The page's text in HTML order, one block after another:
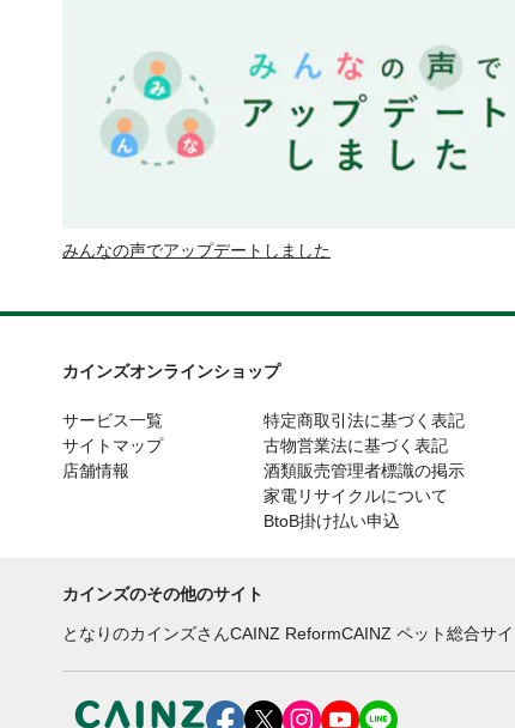
みんなの声でアップデートしました
カインズオンラインショップ
サービス一覧
サイトマップ
店舗情報
特定商取引法に基づく表記
古物営業法に基づく表記
酒類販売管理者標識の掲示
家電リサイクルについて
BtoB掛け払い申込
カインズのその他のサイト
となりのカインズさんCAINZ ReformCAINZ ペット総合サイ